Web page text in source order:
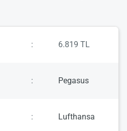
: 6.819 TL
: Pegasus
: Lufthansa